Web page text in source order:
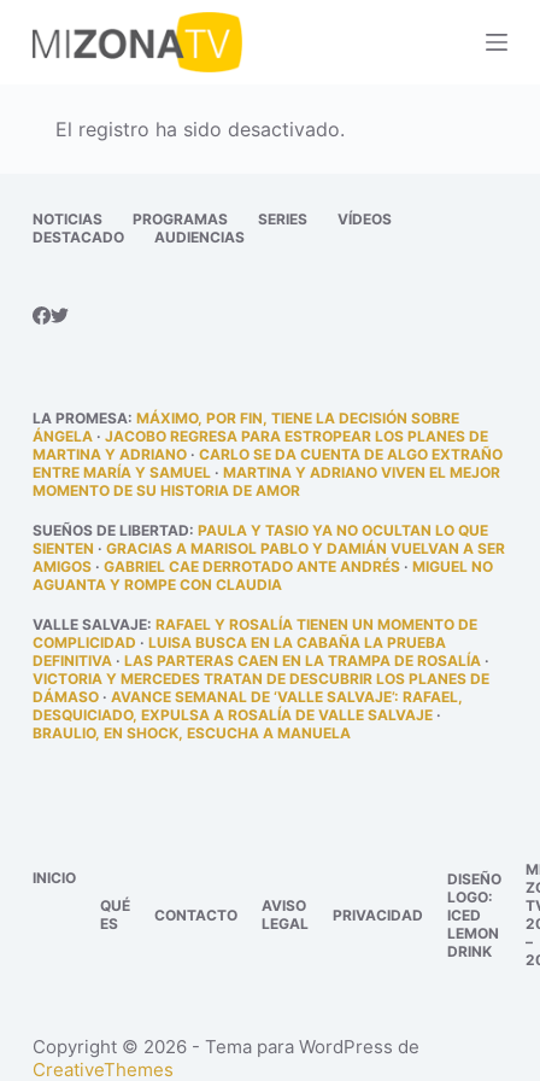
S
a
a
o
n
d
o
El registro ha sido desactivado.
NOTICIAS PROGRAMAS SERIES
VÍDEOS
DESTACADO
AUDIENCIAS
LA PROMESA: MÁXIMO, POR FIN, TIENE LA DECISIÓN SOBRE
ÁNGELA· JACOBO REGRESA PARA ESTROPEAR LOS PLANES DE
MARTINA Y ADRIANO· CARLO SE DA CUENTA DE ALGO EXTRAÑO
ENTRE MARÍA Y SAMUEL· MARTINA Y ADRIANO VIVEN EL MEJOR
MOMENTO DE SU HISTORIA DE AMOR
SUEÑOS DE LIBERTAD: PAULA Y TASIO YA NO OCULTAN LO QUE
SIENTEN · GRACIAS A MARISOL PABLO Y DAMIÁN VUELVAN A SER
AMIGOS· GABRIEL CAE DERROTADO ANTE ANDRÉS· MIGUEL NO
AGUANTA Y ROMPE CON CLAUDIA
VALLE SALVAJE: RAFAEL Y ROSALÍA TIENEN UN MOMENTO DE
COMPLICIDAD · LUISA BUSCA EN LA CABAÑA LA PRUEBA
DEFINITIVA· LAS PARTERAS CAEN EN LA TRAMPA DE ROSALÍA·
VICTORIA Y MERCEDES TRATAN DE DESCUBRIR LOS PLANES DE
DÁMASO· AVANCE SEMANAL DE ‘VALLE SALVAJE’: RAFAEL,
DESQUICIADO, EXPULSA A ROSALÍA DE VALLE SALVAJE·
BRAULIO, EN SHOCK, ESCUCHA A MANUELA
INICIO
QUÉ
ES
CONTACTO
AVISO
LEGAL
PRIVACIDAD
DISEÑO
LOGO:
ICED
LEMON
DRINK
–
Copyright © 2026 - Tema para WordPress de
CreativeThemes